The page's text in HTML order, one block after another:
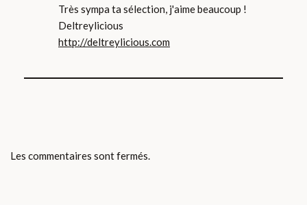
Très sympa ta sélection, j'aime beaucoup !
Deltreylicious
http://deltreylicious.com
Les commentaires sont fermés.